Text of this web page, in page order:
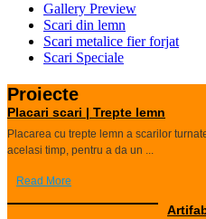
Gallery Preview
Scari din lemn
Scari metalice fier forjat
Scari Speciale
Proiecte
Placari scari | Trepte lemn
Placarea cu trepte lemn a scarilor
acelasi timp, pentru a da un ...
Read More